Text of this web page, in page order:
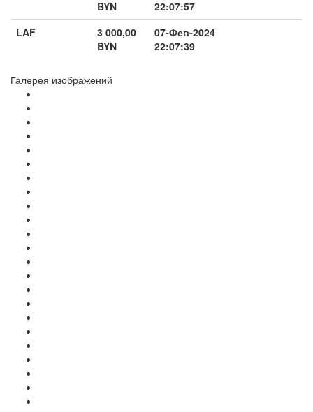
BYN
22:07:57
LAF
3 000,00
BYN
07-Фев-2024
22:07:39
Галерея изображений